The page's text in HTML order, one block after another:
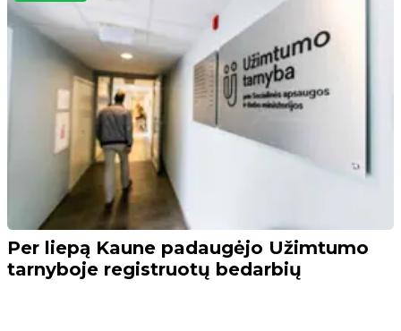
Per liepą Kaune padaugėjo Užimtumo
tarnyboje registruotų bedarbių